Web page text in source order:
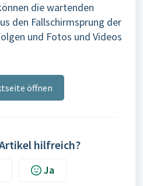
die wartenden
den Fallschirmsprung der
und Fotos und Videos
öffnen
hilfreich?
Ja